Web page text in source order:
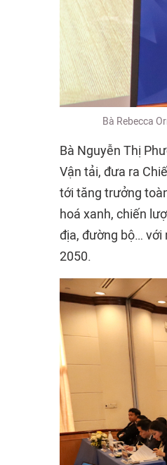
Bà Rebecca
Bà Nguyễn Thị
Vận tải, đưa ra
tới tăng trưởng
hoá xanh, chiến
địa, đường bộ… với
2050.